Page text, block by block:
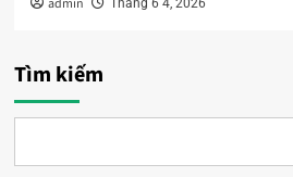
admin Tháng 6 4, 2026
Tìm kiếm